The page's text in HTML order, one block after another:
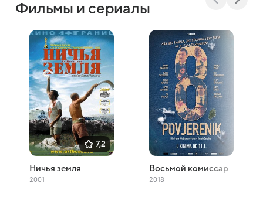
Фильмы и сериалы
7,2
Ничья земля
2001
Восьмой комиссар
2018